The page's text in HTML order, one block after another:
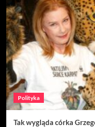
Polityka
Tak wygląda córka